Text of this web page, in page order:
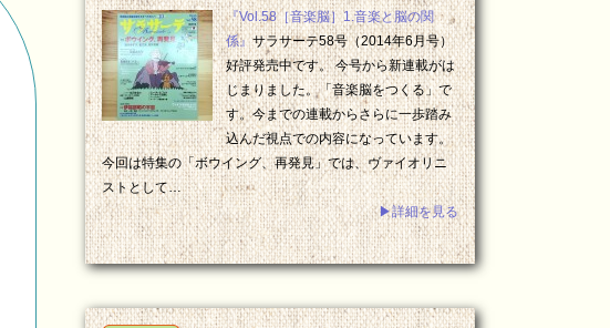
『Vol.58［音楽脳］1.音楽と脳の関
係』サラサーテ58号（2014年6月号）
好評発売中です。 今号から新連載がは
じまりました。「音楽脳をつくる」で
す。今までの連載からさらに一歩踏み
込んだ視点での内容になっています。
今回は特集の「ボウイング、再発見」では、ヴァイオリニ
ストとして…
▶詳細を見る